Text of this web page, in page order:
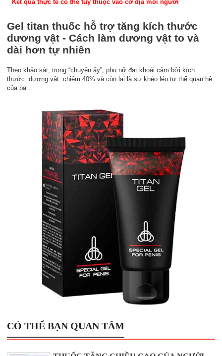
Kết quả thực tế có thể tùy thuộc vào cơ địa mỗi người
Gel titan thuốc hỗ trợ tăng kích thước
dương vật - Cách làm dương vật to và
dài hơn tự nhiên
Theo khảo sát, trong “chuyện ấy”, phụ nữ đạt khoái cảm bởi kích
thước dương vật chiếm 40% và còn lại là sự khéo léo tư thế quan hệ
của bạ...
CÓ THỂ BẠN QUAN TÂM